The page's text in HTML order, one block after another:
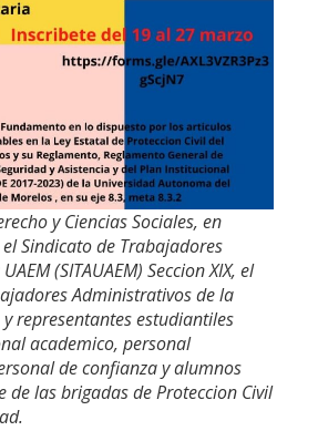
y Ciencias Sociales, en
Sindicato de Trabajadores
(SITAUAEM) Seccion XIX, el
Administrativos de la
y representantes estudiantiles
academico, personal
de confianza y alumnos
las brigadas de Proteccion Civil